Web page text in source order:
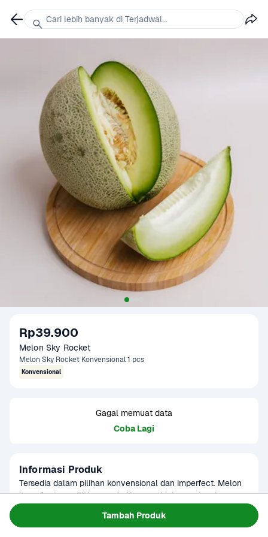
Tambah Produk
Rp39.900
Melon Sky Rocket
Melon Sky Rocket Konvensional 1 pcs
Konvensional
Gagal memuat data
Coba Lagi
Informasi Produk
Tersedia dalam pilihan konvensional dan imperfect. Melon
imperfect memiliki warna kulit yang tidak merata, ukuran
Sebaiknya segera dikonsumsi pada hari yang sama.
Buah
Cari lebih banyak di Terjadwal...